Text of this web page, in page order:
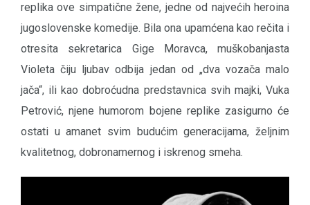
replika ove simpatične žene, jedne od najvećih heroina
jugoslovenske komedije. Bila ona upamćena kao rečita i
otresita sekretarica Gige Moravca, muškobanjasta
Violeta čiju ljubav odbija jedan od „dva vozača malo
jača“, ili kao dobroćudna predstavnica svih majki, Vuka
Petrović, njene humorom bojene replike zasigurno će
ostati u amanet svim budućim generacijama, željnim
kvalitetnog, dobronamernog i iskrenog smeha.